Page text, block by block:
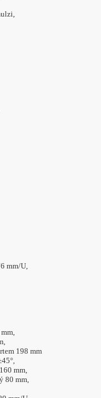
mm/U,
198 mm
mm,
80 mm,